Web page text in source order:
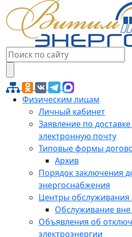
Физическим лицам
Личный кабинет
Заявление по
электронную почту
Типовые формы
Архив
Порядок заключения
энергоснабжения
Центры обслуживания
Обслуживание
Объявления об
электроэнергии